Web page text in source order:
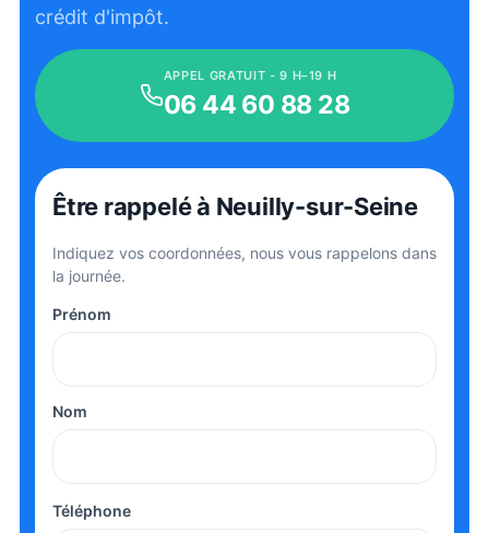
crédit d'impôt.
APPEL GRATUIT - 9 H–19 H
06 44 60 88 28
Être rappeléà Neuilly-sur-Seine
Indiquez vos coordonnées, nous vous rappelons dans
la journée.
Prénom
Nom
Téléphone